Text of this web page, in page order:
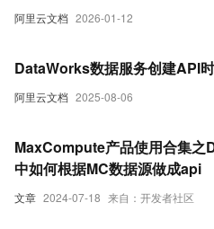
阿里云文档 2026-01-12
阿里云文档 2025-08-06
DataWorks数据服务创建API
文章 2024-07-18 来自：开发者社区
MaxCompute产品使用合集之
中如何根据MC数据源做成api